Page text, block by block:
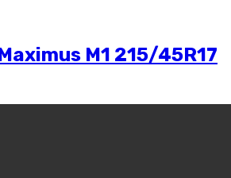
M1 215/45R17